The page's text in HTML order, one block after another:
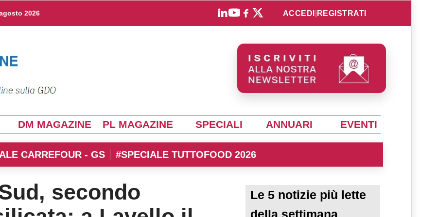
2026 ACCEDI REGISTRATI
DM MAGAZINE PL MAGAZINE SPECIALI ANNUARI EVENTI
CARREFOUR - GS #SPECIALE TUTTOFOOD 2026
secondo
Le 5 notizie più lette
della settimana